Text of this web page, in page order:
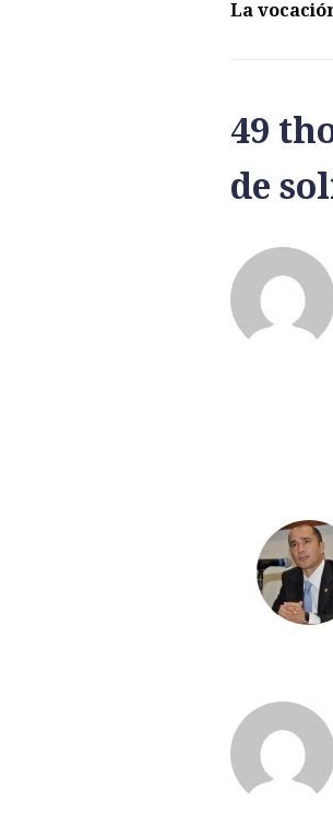
La
49
de